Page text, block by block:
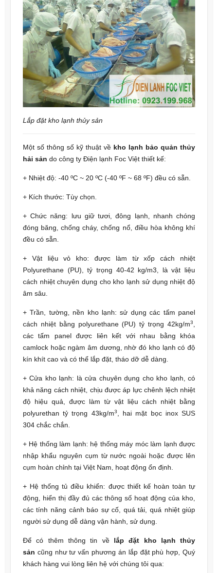
Lắp đặt kho lạnh thủy sản
Một số thông số kỹ thuật về kho lạnh bảo quản thủy
hải sản do công ty Điện lạnh Foc Việt thiết kế:
+ Nhiệt độ: -40 ºC ~ 20 ºC (-40 ºF ~ 68 ºF) đều có sẵn.
+ Kích thước: Tùy chọn.
+ Chức năng:
lưu giữ tươi, đông lạnh, nhanh chóng
đóng băng, chống cháy, chống nổ, điều hòa không khí
đều có sẵn.
+ Vật liệu vỏ kho: được làm từ xốp cách nhiệt
Polyurethane (PU), tỷ trọng 40-42 kg/m3, là vật liệu
cách nhiệt chuyên dụng cho kho lạnh sử dụng nhiệt độ
âm sâu.
+ Trần, tường, nền kho lạnh: sử dụng các tấm panel
cách nhiệt bằng polyurethane (PU) tỷ trọng 42kg/m3,
các tấm panel được liên kết với nhau bằng khóa
camlock hoặc ngàm âm dương, nhờ đó kho lạnh có độ
kín khít cao và có thể lắp đặt, tháo dỡ dễ dàng.
+ Cửa kho lạnh: là cửa chuyên dụng cho kho lạnh, có
khả năng cách nhiệt, chịu được áp lực chênh lệch nhiệt
độ hiệu quả, được làm từ vật liệu cách nhiệt bằng
polyurethan tỷ trọng 43kg/m3, hai mặt bọc inox SUS
304 chắc chắn.
+ Hệ thống làm lạnh: hệ thống máy móc làm lạnh được
nhập khẩu nguyên cụm từ nước ngoài hoặc được lên
cụm hoàn chỉnh tại Việt Nam, hoạt động ổn định.
+ Hệ thống tủ điều khiển: được thiết kế hoàn toàn tự
động, hiển thị đầy đủ các thông số hoạt động của kho,
các tính năng cảnh báo sự cố, quá tải, quá nhiệt giúp
người sử dụng dễ dàng vận hành, sử dụng.
Để có thêm thông tin về lắp đặt kho lạnh thủy
sản cũng như tư vấn phương án lắp đặt phù hợp, Quý
khách hàng vui lòng liên hệ với chúng tôi qua: